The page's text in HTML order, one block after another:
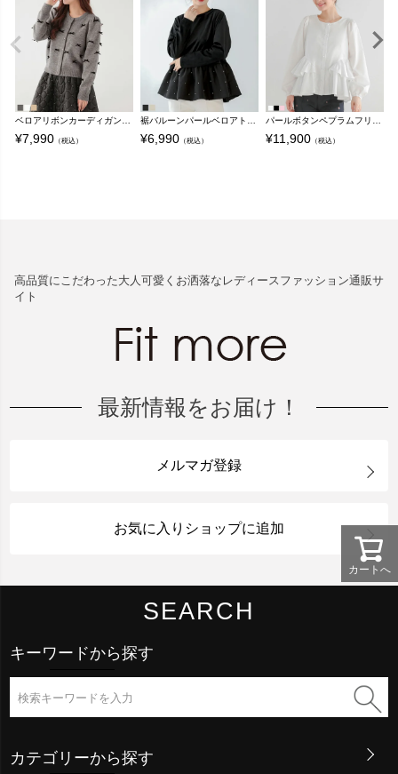
ベロアリボンカーディガン【宅配便】
¥7,990 （税込）
裾バルーンパールベロアトップス【メール便】
¥6,990 （税込）
パールボタンペプラムフリルブラウス【宅配便】
¥11,900 （税込）
カートへ
高品質にこだわった大人可愛くお洒落なレディースファッション通販サ
イト
最新情報をお届け！
メルマガ登録
お気に入りショップに追加
SEARCH
キーワードから探す
カテゴリーから探す